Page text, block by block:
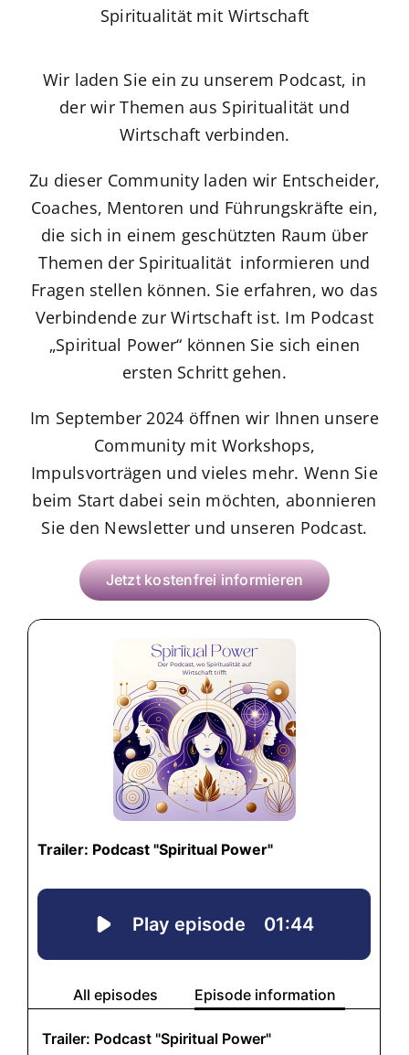
Presse
Spiritualität mit Wirtschaft
Wir laden Sie ein zu unserem Podcast, in
der wir Themen aus Spiritualität und
Wirtschaft verbinden.
Zu dieser Community laden wir Entscheider,
Coaches, Mentoren und Führungskräfte ein,
die sich in einem geschützten Raum über
Themen der Spiritualität informieren und
Fragen stellen können. Sie erfahren, wo das
Verbindende zur Wirtschaft ist. Im Podcast
„Spiritual Power“ können Sie sich einen
ersten Schritt gehen.
Im September 2024 öffnen wir Ihnen unsere
Community mit Workshops,
Impulsvorträgen und vieles mehr. Wenn Sie
beim Start dabei sein möchten, abonnieren
Sie den Newsletter und unseren Podcast.
Jetzt kostenfrei informieren